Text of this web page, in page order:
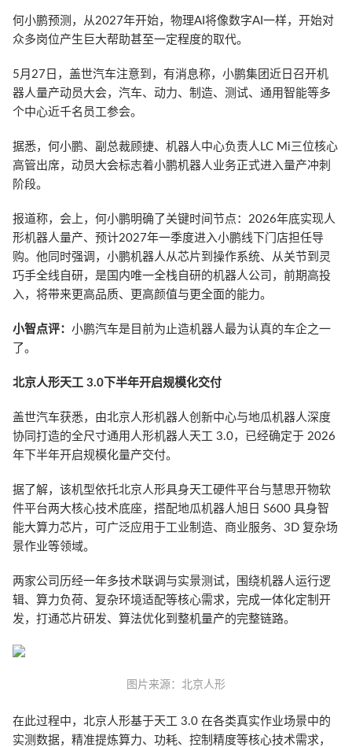
何小鹏预测，从2027年开始，物理AI将像数字AI一样，开始对
众多岗位产生巨大帮助甚至一定程度的取代。
5月27日，盖世汽车注意到，有消息称，小鹏集团近日召开机
器人量产动员大会，汽车、动力、制造、测试、通用智能等多
个中心近千名员工参会。
据悉，何小鹏、副总裁顾捷、机器人中心负责人LC Mi三位核心
高管出席，动员大会标志着小鹏机器人业务正式进入量产冲刺
阶段。
报道称，会上，何小鹏明确了关键时间节点：2026年底实现人
形机器人量产、预计2027年一季度进入小鹏线下门店担任导
购。他同时强调，小鹏机器人从芯片到操作系统、从关节到灵
巧手全线自研，是国内唯一全栈自研的机器人公司，前期高投
入，将带来更高品质、更高颜值与更全面的能力。
小智点评：小鹏汽车是目前为止造机器人最为认真的车企之一
了。
北京人形天工 3.0下半年开启规模化交付
盖世汽车获悉，由北京人形机器人创新中心与地瓜机器人深度
协同打造的全尺寸通用人形机器人天工 3.0，已经确定于 2026
年下半年开启规模化量产交付。
据了解，该机型依托北京人形具身天工硬件平台与慧思开物软
件平台两大核心技术底座，搭配地瓜机器人旭日 S600 具身智
能大算力芯片，可广泛应用于工业制造、商业服务、3D 复杂场
景作业等领域。
两家公司历经一年多技术联调与实景测试，围绕机器人运行逻
辑、算力负荷、复杂环境适配等核心需求，完成一体化定制开
发，打通芯片研发、算法优化到整机量产的完整链路。
图片来源：北京人形
在此过程中，北京人形基于天工 3.0 在各类真实作业场景中的
实测数据，精准提炼算力、功耗、控制精度等核心技术需求，